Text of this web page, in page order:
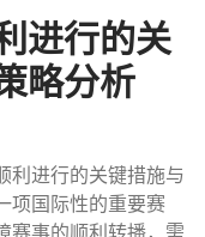
进行的关
略分析
利进行的关键措施与
项国际性的重要赛
赛事的顺利转播，需